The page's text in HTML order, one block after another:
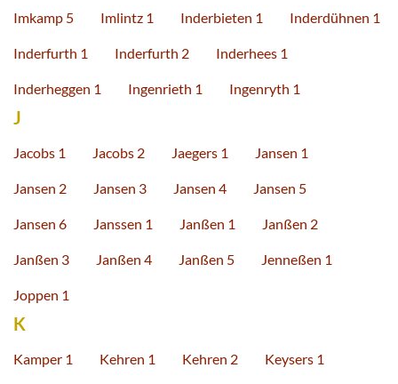
Imkamp 5 Imlintz 1 Inderbieten 1 Inderdühnen 1
Inderfurth 1 Inderfurth 2 Inderhees 1
Inderheggen 1 Ingenrieth 1 Ingenryth 1
J
Jacobs 1 Jacobs 2 Jaegers 1 Jansen 1
Jansen 2 Jansen 3 Jansen 4 Jansen 5
Jansen 6 Janssen 1 Janßen 1 Janßen 2
Janßen 3 Janßen 4 Janßen 5 Jenneßen 1
Joppen 1
K
Kamper 1 Kehren 1 Kehren 2 Keysers 1